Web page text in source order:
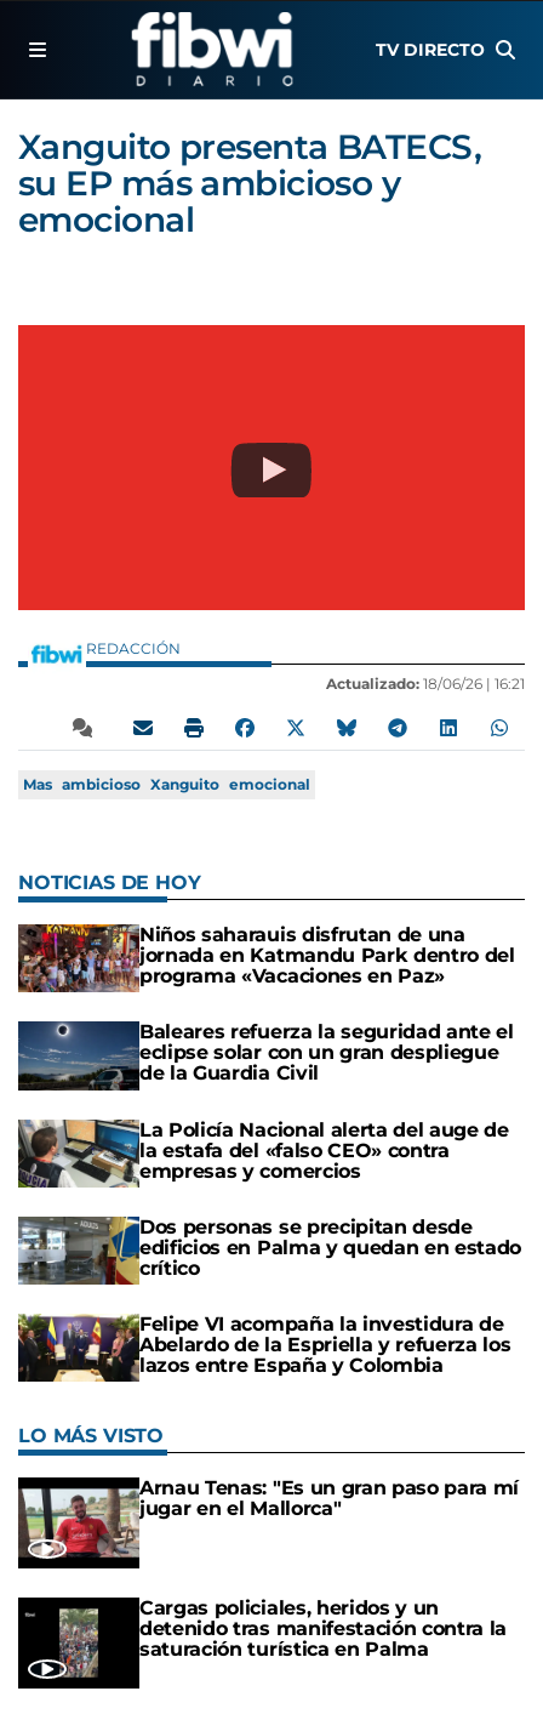
TV DIRECTO
Xanguito presenta BATECS,
su EP más ambicioso y
emocional
REDACCIÓN
Actualizado: 18/06/26 | 16:21
Mas ambicioso Xanguito emocional
NOTICIAS DE HOY
Niños saharauis disfrutan de una
jornada en Katmandu Park dentro del
programa «Vacaciones en Paz»
Baleares refuerza la seguridad ante el
eclipse solar con un gran despliegue
de la Guardia Civil
La Policía Nacional alerta del auge de
la estafa del «falso CEO» contra
empresas y comercios
Dos personas se precipitan desde
edificios en Palma y quedan en estado
crítico
Felipe VI acompaña la investidura de
Abelardo de la Espriella y refuerza los
lazos entre España y Colombia
LO MÁS VISTO
Arnau Tenas: "Es un gran paso para mí
jugar en el Mallorca"
Cargas policiales, heridos y un
detenido tras manifestación contra la
saturación turística en Palma